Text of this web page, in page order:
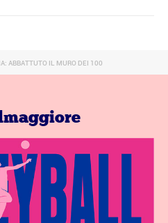
ABBATTUTO IL MURO DEI 100